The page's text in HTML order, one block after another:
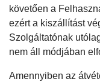
követően a
ezért a kiszállítást
Szolgáltatónak
nem áll módjában
Amennyiben az